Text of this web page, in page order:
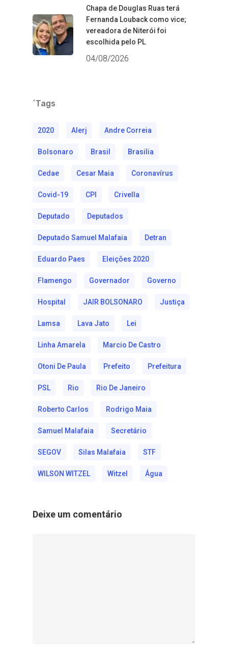
Chapa de Douglas Ruas terá
Fernanda Louback como vice;
vereadora de Niterói foi
escolhida pelo PL
04/08/2026
´Tags
2020 Alerj Andre Correia
Bolsonaro Brasil Brasilia
Cedae Cesar Maia Coronavírus
Covid-19 CPI Crivella
Deputado Deputados
Deputado Samuel Malafaia Detran
Eduardo Paes Eleições 2020
Flamengo Governador Governo
Hospital JAIR BOLSONARO Justiça
Lamsa Lava Jato Lei
Linha Amarela Marcio De Castro
Otoni De Paula Prefeito Prefeitura
PSL Rio Rio De Janeiro
Roberto Carlos Rodrigo Maia
Samuel Malafaia Secretário
SEGOV Silas Malafaia STF
WILSON WITZEL Witzel Água
Deixe um comentário